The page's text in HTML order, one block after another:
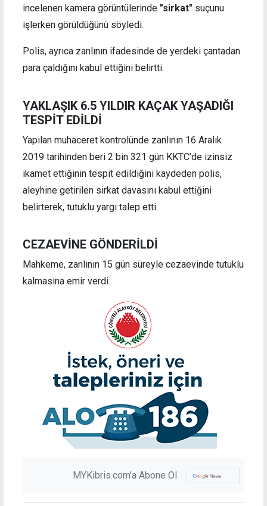
incelenen kamera görüntülerinde "sirkat" suçunu
işlerken görüldüğünü söyledi.
Polis, ayrıca zanlının ifadesinde de yerdeki çantadan
para çaldığını kabul ettiğini belirtti.
YAKLAŞIK 6.5 YILDIR KAÇAK YAŞADIĞI
TESPİT EDİLDİ
Yapılan muhaceret kontrolünde zanlının 16 Aralık
2019 tarihinden beri 2 bin 321 gün KKTC’de izinsiz
ikamet ettiğinin tespit edildiğini kaydeden polis,
aleyhine getirilen sirkat davasını kabul ettiğini
belirterek, tutuklu yargı talep etti.
CEZAEVİNE GÖNDERİLDİ
Mahkeme, zanlının 15 gün süreyle cezaevinde tutuklu
kalmasına emir verdi.
MYKibris.com'a Abone Ol